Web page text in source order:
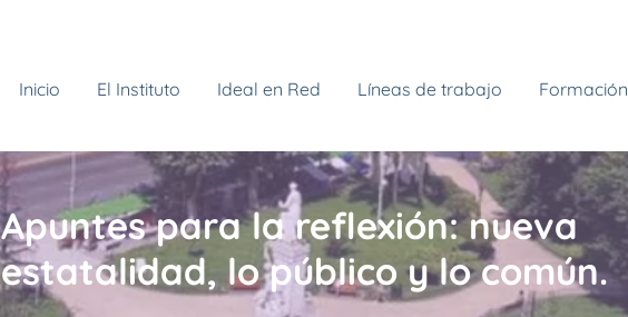
Inicio El Instituto Ideal en Red Líneas de trabajo Formación
Apuntes para la reflexión: nueva
estatalidad, lo público y lo común.